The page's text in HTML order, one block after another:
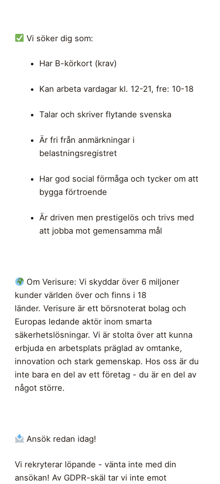
Vi söker dig som:
Har B-körkort (krav)
Kan arbeta vardagar kl. 12-21, fre: 10-18
Talar och skriver flytande svenska
Är fri från anmärkningar i
belastningsregistret
Har god social förmåga och tycker om att
bygga förtroende
Är driven men prestigelös och trivs med
att jobba mot gemensamma mål
Om Verisure: Vi skyddar över 6 miljoner
kunder världen över och finns i 18
länder. Verisure är ett börsnoterat bolag och
Europas ledande aktör inom smarta
säkerhetslösningar. Vi är stolta över att kunna
erbjuda en arbetsplats präglad av omtanke,
innovation och stark gemenskap. Hos oss är du
inte bara en del av ett företag - du är en del av
något större.
Ansök redan idag!
Vi rekryterar löpande - vänta inte med din
ansökan! Av GDPR-skäl tar vi inte emot